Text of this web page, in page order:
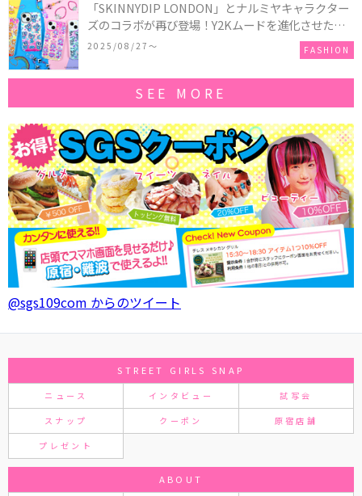
「SKINNYDIP LONDON」とナルミヤキャラクター
ズのコラボが再び登場！Y2Kムードを進化させた新
作コレクションを発売♪
2025/08/27〜 FASHION
SEE MORE
@sgs109com からのツイート
STREET GIRLS SNAP
ニュース インタビュー 試写会
スナップ クーポン 原宿店舗
プレゼント
ABOUT